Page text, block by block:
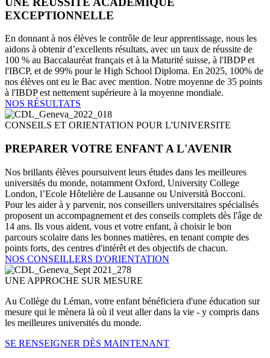
EXCEPTIONNELLE
En donnant à nos élèves le contrôle de leur apprentissage, nous les
aidons à obtenir d’excellents résultats, avec un taux de réussite de
100 % au Baccalauréat français et à la Maturité suisse, à l'IBDP et
l'IBCP, et de 99% pour le High School Diploma. En 2025, 100% de
nos élèves ont eu le Bac avec mention. Notre moyenne de 35 points
à l'IBDP est nettement supérieure à la moyenne mondiale.
NOS RÉSULTATS
CONSEILS ET ORIENTATION POUR L'UNIVERSITE
PREPARER VOTRE ENFANT A L'AVENIR
Nos brillants élèves poursuivent leurs études dans les meilleures
universités du monde, notamment Oxford, University College
London, l’Ecole Hôtelière de Lausanne ou Università Bocconi.
Pour les aider à y parvenir, nos conseillers universitaires spécialisés
proposent un accompagnement et des conseils complets dès l'âge de
14 ans. Ils vous aident, vous et votre enfant, à choisir le bon
parcours scolaire dans les bonnes matières, en tenant compte des
points forts, des centres d'intérêt et des objectifs de chacun.
NOS CONSEILLERS D'ORIENTATION
UNE APPROCHE SUR MESURE
Au Collège du Léman, votre enfant bénéficiera d'une éducation sur
mesure qui le mènera là où il veut aller dans la vie - y compris dans
les meilleures universités du monde.
SE RENSEIGNER DÈS MAINTENANT